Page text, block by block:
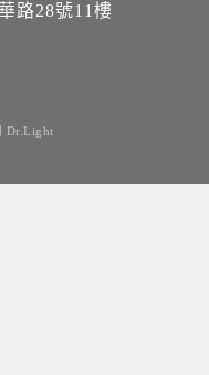
路28號11樓
Dr.Light